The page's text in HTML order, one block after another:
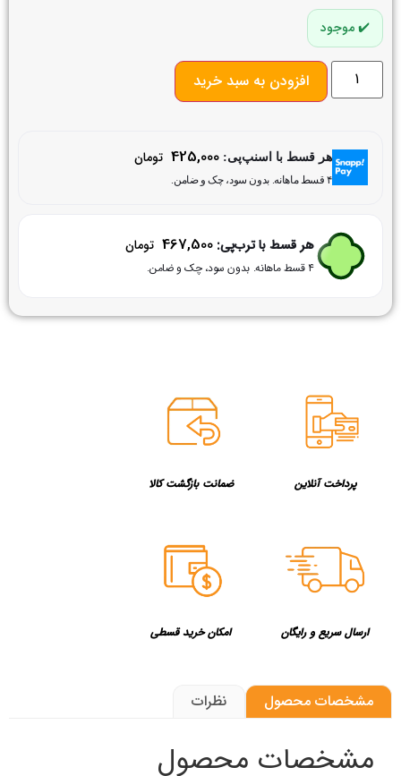
موجود
افزودن به سبد خرید
هر قسط با اسنپ‌پی: 425,000 تومان
۴ قسط ماهانه. بدون سود، چک و ضامن.
هر قسط با ترب‌پی: 467,500 تومان
۴ قسط ماهانه. بدون سود، چک و ضامن.
پرداخت آنلاین ضمانت بازگشت کالا
ارسال سریع و رایگان امکان خرید قسطی
مشخصات محصول نظرات
مشخصات محصول